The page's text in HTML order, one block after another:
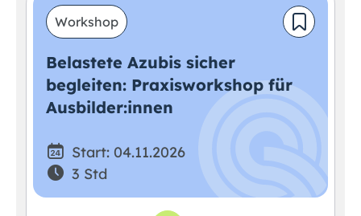
Workshop
Belastete Azubis sicher
begleiten: Praxisworkshop für
Ausbilder:innen
Start: 04.11.2026
3 Std